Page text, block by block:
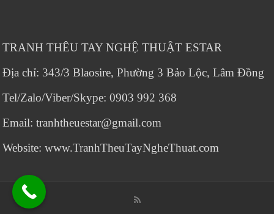
TRANH THÊU TAY NGHỆ THUẬT ESTAR
Địa chỉ: 343/3 Blaosire, Phường 3 Bảo Lộc, Lâm Đồng
Tel/Zalo/Viber/Skype: 0903 992 368
Email: tranhtheuestar@gmail.com
Website: www.TranhTheuTayNgheThuat.com